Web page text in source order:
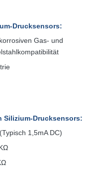
Drucksensors:
Gas- und
Silizium-Drucksensors:
1,5mA DC)